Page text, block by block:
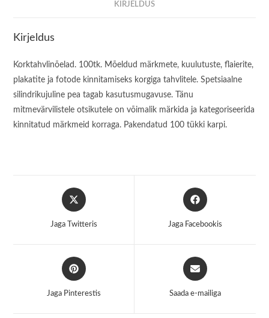
KIRJELDUS
Kirjeldus
Korktahvlinõelad. 100tk. Mõeldud märkmete, kuulutuste, flaierite,
plakatite ja fotode kinnitamiseks korgiga tahvlitele. Spetsiaalne
silindrikujuline pea tagab kasutusmugavuse. Tänu
mitmevärvilistele otsikutele on võimalik märkida ja kategoriseerida
kinnitatud märkmeid korraga. Pakendatud 100 tükki karpi.
Opens
in
Jaga Twitteris
Opens
in
Jaga Facebookis
Opens
in
Jaga Pinterestis
Opens
in
Saada e-mailiga